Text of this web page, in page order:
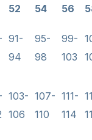
52 54 56
91-
94
95-
98
99-
103
103-
106
107-
110
111-
114